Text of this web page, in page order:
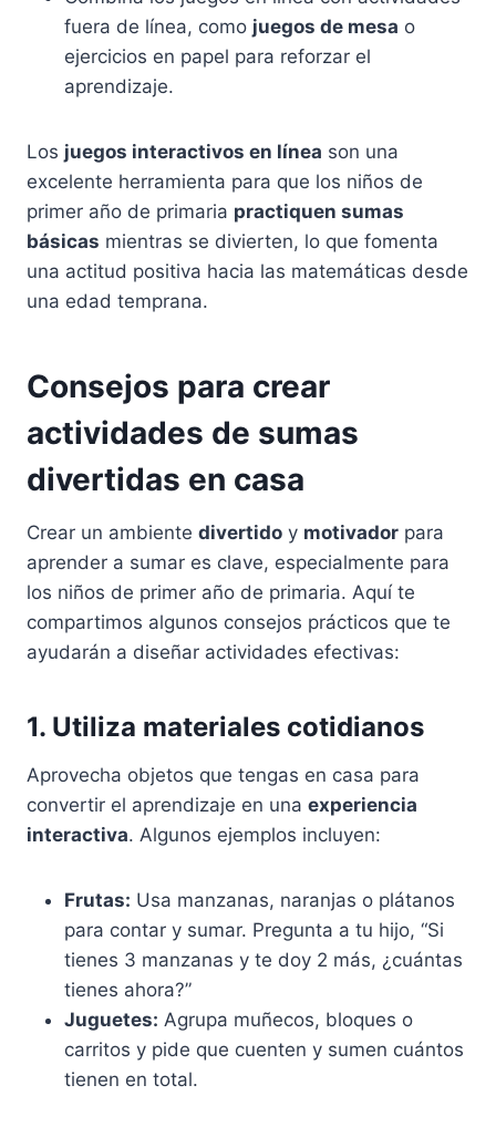
fuera de línea, como juegos de mesa o
ejercicios en papel para reforzar el
aprendizaje.
Los juegos interactivos en línea son una
excelente herramienta para que los niños de
primer año de primaria practiquen sumas
básicas mientras se divierten, lo que fomenta
una actitud positiva hacia las matemáticas desde
una edad temprana.
Consejos para crear
actividades de sumas
divertidas en casa
Crear un ambiente divertido y motivador para
aprender a sumar es clave, especialmente para
los niños de primer año de primaria. Aquí te
compartimos algunos consejos prácticos que te
ayudarán a diseñar actividades efectivas:
1. Utiliza materiales cotidianos
Aprovecha objetos que tengas en casa para
convertir el aprendizaje en una experiencia
interactiva. Algunos ejemplos incluyen:
Frutas: Usa manzanas, naranjas o plátanos
para contar y sumar. Pregunta a tu hijo, “Si
tienes 3 manzanas y te doy 2 más, ¿cuántas
tienes ahora?”
Juguetes: Agrupa muñecos, bloques o
carritos y pide que cuenten y sumen cuántos
tienen en total.